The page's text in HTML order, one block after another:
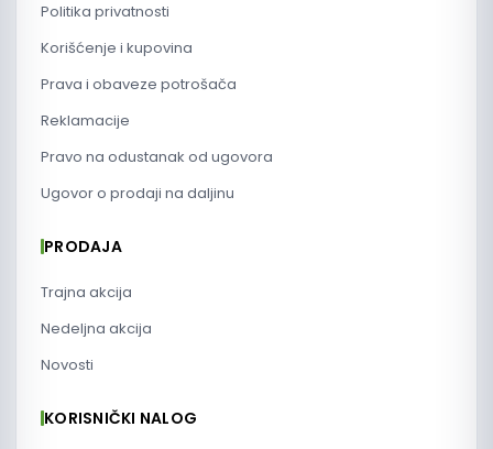
Politika privatnosti
Korišćenje i kupovina
Prava i obaveze potrošača
Reklamacije
Pravo na odustanak od ugovora
Ugovor o prodaji na daljinu
PRODAJA
Trajna akcija
Nedeljna akcija
Novosti
KORISNIČKI NALOG